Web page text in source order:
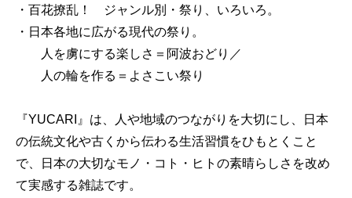
・百花撩乱！ ジャンル別・祭り、いろいろ。
・日本各地に広がる現代の祭り。
人を虜にする楽しさ＝阿波おどり／
人の輪を作る＝よさこい祭り
『YUCARI』は、人や地域のつながりを大切にし、日本
の伝統文化や古くから伝わる生活習慣をひもとくこと
で、日本の大切なモノ・コト・ヒトの素晴らしさを改め
て実感する雑誌です。